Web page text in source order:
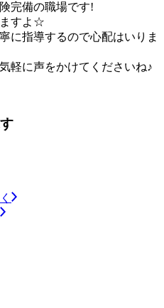
完備の職場です!
すよ☆
に指導するので心配はいりま
軽に声をかけてくださいね♪